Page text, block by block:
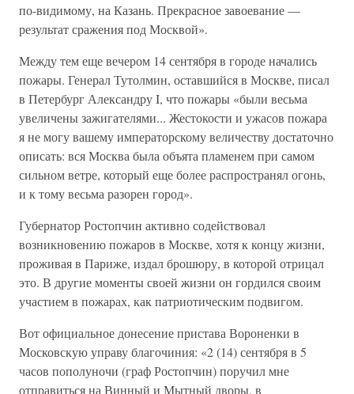
по-видимому, на Казань. Прекрасное завоевание —
результат сражения под Москвой».
Между тем еще вечером 14 сентября в городе начались
пожары. Генерал Тутолмин, оставшийся в Москве, писал
в Петербург Александру I, что пожары «были весьма
увеличены зажигателями... Жестокости и ужасов пожара
я не могу вашему императорскому величеству достаточно
описать: вся Москва была объята пламенем при самом
сильном ветре, который еще более распространял огонь,
и к тому весьма разорен город».
Губернатор Ростопчин активно содействовал
возникновению пожаров в Москве, хотя к концу жизни,
проживая в Париже, издал брошюру, в которой отрицал
это. В другие моменты своей жизни он гордился своим
участием в пожарах, как патриотическим подвигом.
Вот официальное донесение пристава Вороненки в
Московскую управу благочиния: «2 (14) сентября в 5
часов пополуночи (граф Ростопчин) поручил мне
отправиться на Винный и Мытный дворы, в